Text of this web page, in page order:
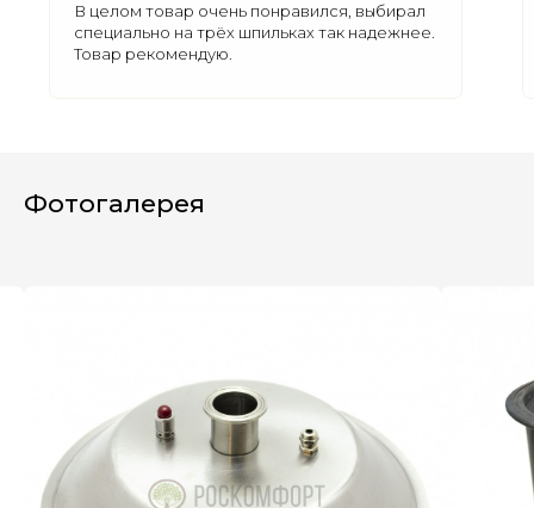
В целом товар очень понравился, выбирал
специально на трёх шпильках так надежнее.
Товар рекомендую.
Фотогалерея